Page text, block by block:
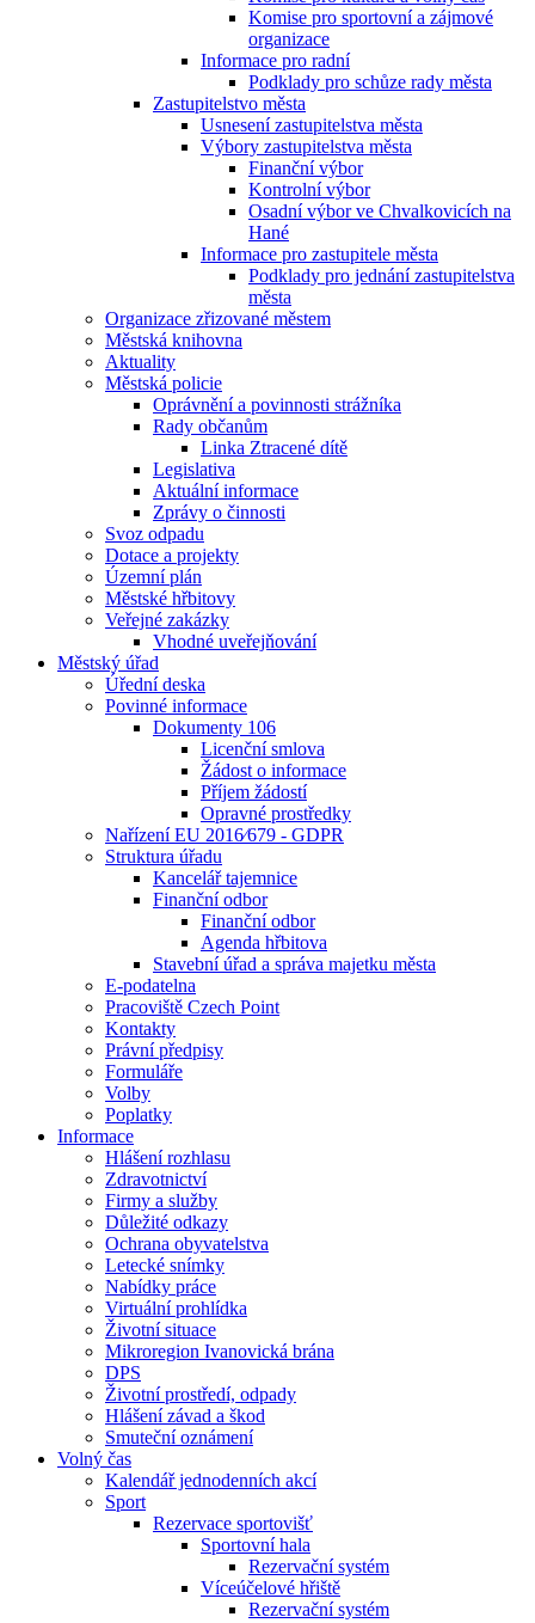
Komise pro sportovní a zájmové
organizace
Informace pro radní
Podklady pro schůze rady města
Zastupitelstvo města
Usnesení zastupitelstva města
Výbory zastupitelstva města
Finanční výbor
Kontrolní výbor
Osadní výbor ve Chvalkovicích na
Hané
Informace pro zastupitele města
Podklady pro jednání zastupitelstva
města
Organizace zřizované městem
Městská knihovna
Aktuality
Městská policie
Oprávnění a povinnosti strážníka
Rady občanům
Linka Ztracené dítě
Legislativa
Aktuální informace
Zprávy o činnosti
Svoz odpadu
Dotace a projekty
Územní plán
Městské hřbitovy
Veřejné zakázky
Vhodné uveřejňování
Městský úřad
Úřední deska
Povinné informace
Dokumenty 106
Licenční smlova
Žádost o informace
Příjem žádostí
Opravné prostředky
Nařízení EU 2016⁄679 - GDPR
Struktura úřadu
Kancelář tajemnice
Finanční odbor
Finanční odbor
Agenda hřbitova
Stavební úřad a správa majetku města
E-podatelna
Pracoviště Czech Point
Kontakty
Právní předpisy
Formuláře
Volby
Poplatky
Informace
Hlášení rozhlasu
Zdravotnictví
Firmy a služby
Důležité odkazy
Ochrana obyvatelstva
Letecké snímky
Nabídky práce
Virtuální prohlídka
Životní situace
Mikroregion Ivanovická brána
DPS
Životní prostředí, odpady
Hlášení závad a škod
Smuteční oznámení
Volný čas
Kalendář jednodenních akcí
Sport
Rezervace sportovišť
Sportovní hala
Rezervační systém
Víceúčelové hřiště
Rezervační systém